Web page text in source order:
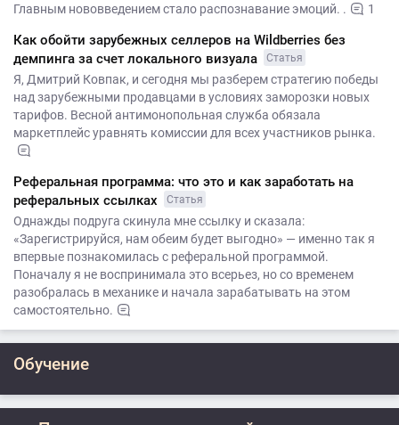
Главным нововведением стало распознавание эмоций. . 1
Как обойти зарубежных селлеров на Wildberries без
демпинга за счет локального визуала
Статья
Я, Дмитрий Ковпак, и сегодня мы разберем стратегию победы
над зарубежными продавцами в условиях заморозки новых
тарифов. Весной антимонопольная служба обязала
маркетплейс уравнять комиссии для всех участников рынка.
Реферальная программа: что это и как заработать на
реферальных ссылках
Статья
Однажды подруга скинула мне ссылку и сказала:
«Зарегистрируйся, нам обеим будет выгодно» — именно так я
впервые познакомилась с реферальной программой.
Поначалу я не воспринимала это всерьез, но со временем
разобралась в механике и начала зарабатывать на этом
самостоятельно.
Обучение